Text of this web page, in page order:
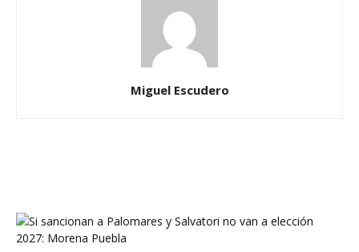
Miguel Escudero